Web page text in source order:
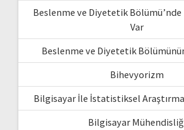
Beslenme ve Diyetetik
Var
Beslenme ve Diyetetik
Bihevyorizm
Bilgisayar İle İstatistiksel Araştırma
Bilgisayar